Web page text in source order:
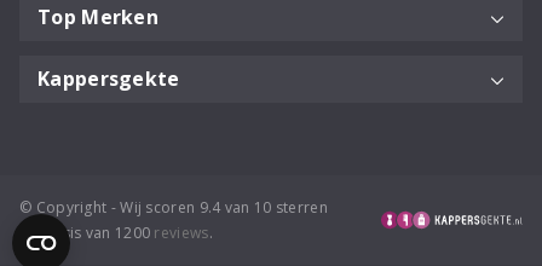
Top Merken
Kappersgekte
© Copyright - Wij scoren 9.4 van 10 sterren
op basis van 1200 reviews.